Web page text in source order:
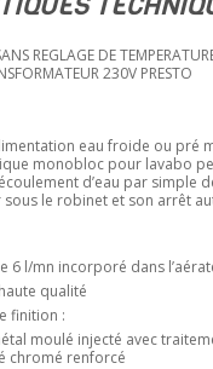
REGLAGE DE
230V PRESTO
eau froide ou pré
monobloc pour lavabo
d’eau par simple
sous le robinet et son arrêt
6 l/mn incorporé dans
qualité
finition :
moulé injecté avec
chromé renforcé